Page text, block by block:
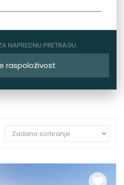
NAPREDNU PRETRAGU
raspoloživost